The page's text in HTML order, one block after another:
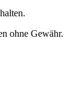
ohne Gewähr.